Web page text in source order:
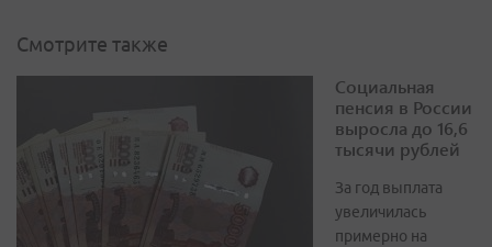
Смотрите также
Социальная
пенсия в России
выросла до 16,6
тысячи рублей
За год выплата
увеличилась
примерно на